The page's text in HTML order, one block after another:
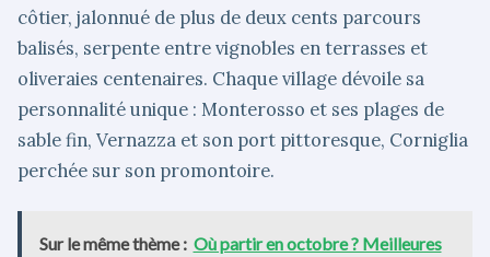
côtier, jalonnué de plus de deux cents parcours
balisés, serpente entre vignobles en terrasses et
oliveraies centenaires. Chaque village dévoile sa
personnalité unique : Monterosso et ses plages de
sable fin, Vernazza et son port pittoresque, Corniglia
perchée sur son promontoire.
Sur le même thème : Où partir en octobre ? Meilleures